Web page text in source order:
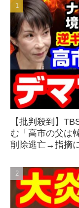
【批判殺到】
む「高市の父は
削除逃亡→指摘